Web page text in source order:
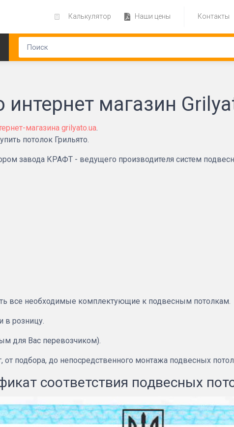
Калькулятор Наши цены Контакты
магазин
магазина grilyato.ua.
потолок Грильято.
завода КРАФТ - ведущего производителя систем
все необходимые комплектующие к подвесным потолкам.
в розницу.
для Вас перевозчиком).
подбора, до непосредственного монтажа подвесных
соответствия подвесных